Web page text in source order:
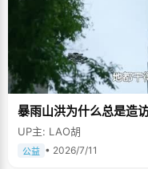
暴雨山洪为什么总是造
UP主: LAO胡
公益 • 2026/7/11